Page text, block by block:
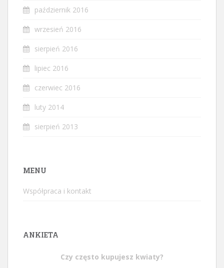
październik 2016
wrzesień 2016
sierpień 2016
lipiec 2016
czerwiec 2016
luty 2014
sierpień 2013
MENU
Współpraca i kontakt
ANKIETA
Czy często kupujesz kwiaty?